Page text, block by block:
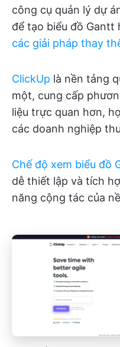
công cụ quản lý dự
để tạo biểu đồ Gantt
các giải pháp thay
ClickUp là nền tảng
một, cung cấp
liệu trực quan hơn,
các doanh nghiệp
Chế độ xem biểu đồ
dễ thiết lập và tích
năng cộng tác của